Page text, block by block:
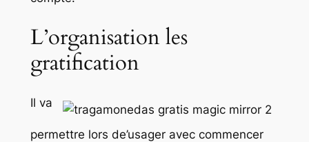
L’organisation les
gratification
Il va
permettre lors de’usager avec commencer